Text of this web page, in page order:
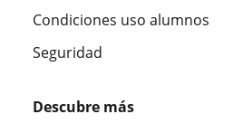
Condiciones uso alumnos
Seguridad
Descubre más